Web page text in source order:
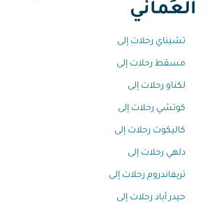
العُماني
تشيناي رحلات إلى
مسقط رحلات إلى
لكناو رحلات إلى
كوتشي رحلات إلى
كاليكوت رحلات إلى
دلهي رحلات إلى
تريفاندروم رحلات إلى
حيدر أباد رحلات إلى